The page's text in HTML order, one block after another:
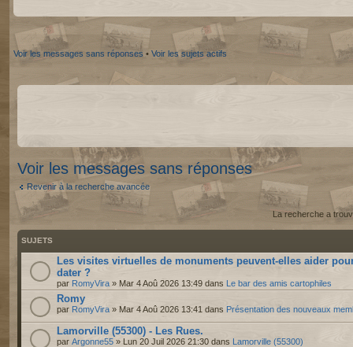
Voir les messages sans réponses • Voir les sujets actifs
Voir les messages sans réponses
Revenir à la recherche avancée
La recherche a
SUJETS
Les visites virtuelles de monuments peuvent-elles aider
dater ?
par RomyVira » Mar 4 Aoû 2026 13:49 dans Le bar des amis cartophiles
Romy
par RomyVira » Mar 4 Aoû 2026 13:41 dans Présentation des nouveaux
Lamorville (55300) - Les Rues.
par Argonne55 » Lun 20 Juil 2026 21:30 dans Lamorville (55300)